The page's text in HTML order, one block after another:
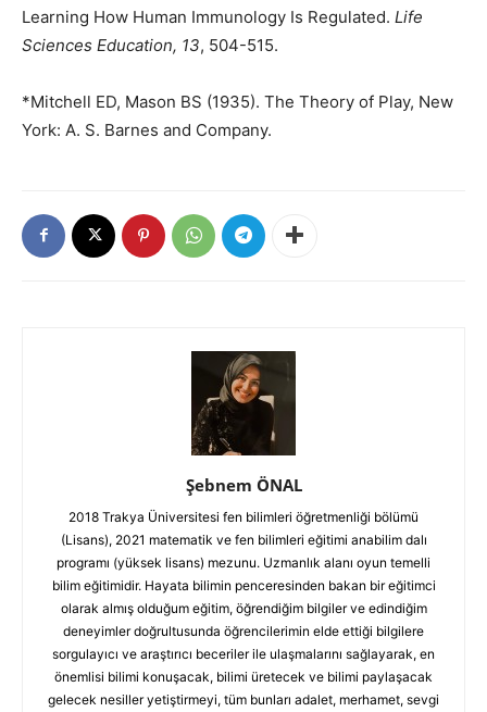
Learning How Human Immunology Is Regulated. Life
Sciences Education, 13, 504-515.
*Mitchell ED, Mason BS (1935). The Theory of Play, New
York: A. S. Barnes and Company.
Şebnem ÖNAL
2018 Trakya Üniversitesi fen bilimleri öğretmenliği bölümü
(Lisans), 2021 matematik ve fen bilimleri eğitimi anabilim dalı
programı (yüksek lisans) mezunu. Uzmanlık alanı oyun temelli
bilim eğitimidir. Hayata bilimin penceresinden bakan bir eğitimci
olarak almış olduğum eğitim, öğrendiğim bilgiler ve edindiğim
deneyimler doğrultusunda öğrencilerimin elde ettiği bilgilere
sorgulayıcı ve araştırıcı beceriler ile ulaşmalarını sağlayarak, en
önemlisi bilimi konuşacak, bilimi üretecek ve bilimi paylaşacak
gelecek nesiller yetiştirmeyi, tüm bunları adalet, merhamet, sevgi